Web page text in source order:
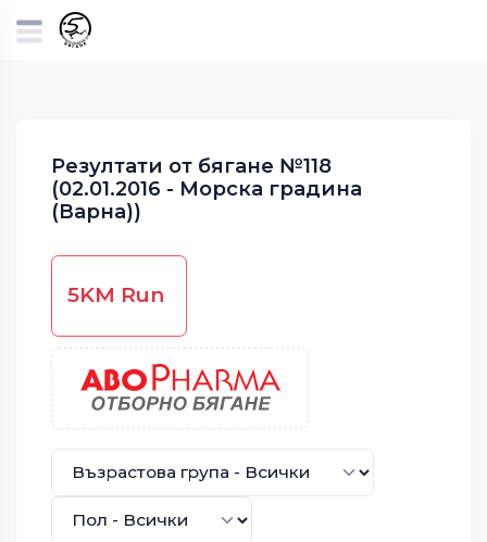
Резултати от бягане №118
(02.01.2016 - Морска градина
(Варна))
5KM Run